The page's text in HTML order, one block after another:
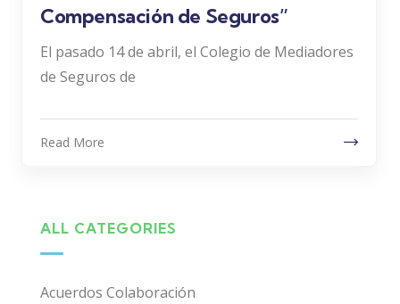
Compensación de Seguros”
El pasado 14 de abril, el Colegio de Mediadores
de Seguros de
Read More
ALL CATEGORIES
Acuerdos Colaboración